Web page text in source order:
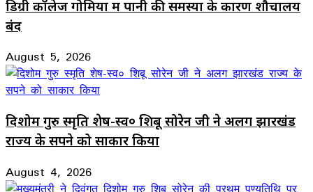
डिग्री कॉलेज गोमिया में पानी की समस्या के कारण शौचालय
बंद
August 5, 2026
दिशोम गुरु स्मृति शेष-स्व० शिबू सोरेन जी ने अलग झारखंड
राज्य के सपने को साकार किया
August 4, 2026